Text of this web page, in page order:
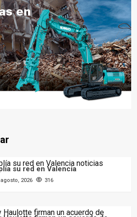
su red en Valencia
agosto, 2026 316